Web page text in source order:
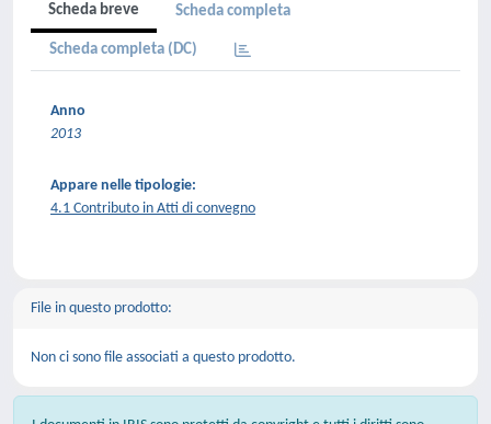
Scheda breve Scheda completa
Scheda completa (DC)
Anno
2013
Appare nelle tipologie:
4.1 Contributo in Atti di convegno
File in questo prodotto:
Non ci sono file associati a questo prodotto.